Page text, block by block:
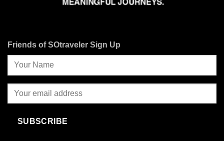
Friends of SOtraveler Sign Up
SUBSCRIBE